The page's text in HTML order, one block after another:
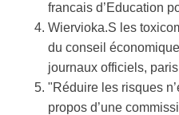
francais d’Education
Wiervioka.S les
du conseil
journaux officiels,
"Réduire les risques
propos d’une